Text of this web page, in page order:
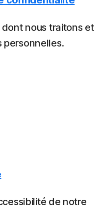
nous traitons et
personnelles.
de notre